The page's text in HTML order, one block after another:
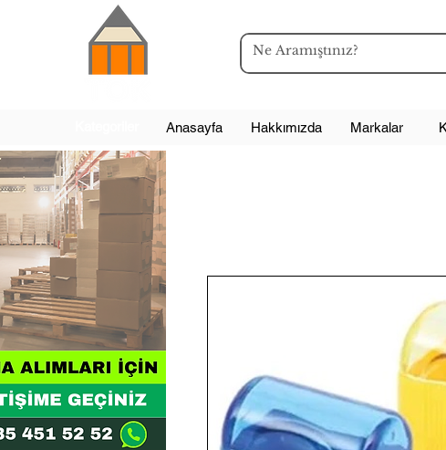
Anasayfa Hakkımızda Markalar